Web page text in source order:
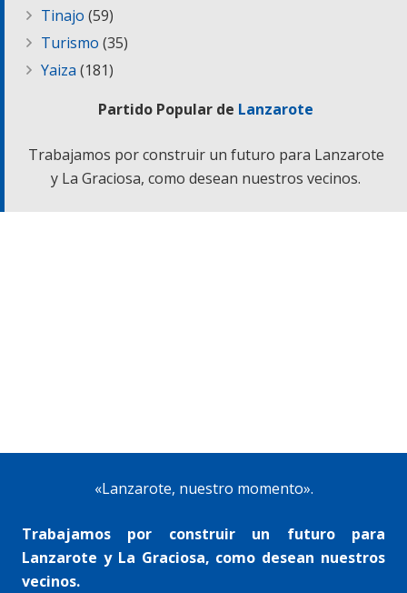
Tinajo (59)
Turismo (35)
Yaiza (181)
Partido Popular de Lanzarote
Trabajamos por construir un futuro para Lanzarote
y La Graciosa, como desean nuestros vecinos.
«Lanzarote, nuestro momento».
Trabajamos por construir un futuro para
Lanzarote y La Graciosa, como desean nuestros
vecinos.